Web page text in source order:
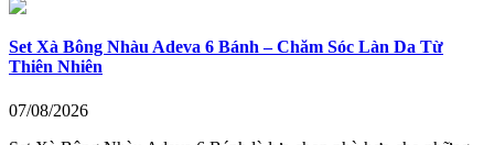
Set Xà Bông Nhàu Adeva 6 Bánh – Chăm Sóc Làn Da Từ
Thiên Nhiên
07/08/2026